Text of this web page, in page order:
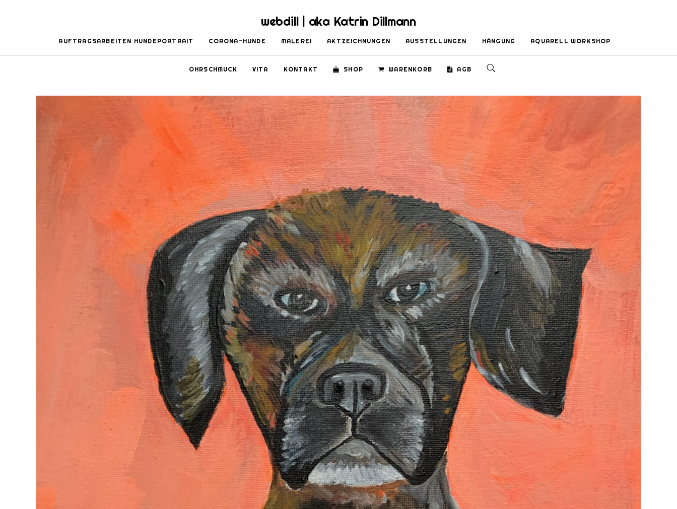
webdill | aka Katrin Dillmann
AUFTRAGSARBEITEN HUNDEPORTRAIT CORONA-HUNDE MALEREI AKTZEICHNUNGEN AUSSTELLUNGEN HÄNGUNG AQUARELL WORKSHOP
OHRSCHMUCK VITA KONTAKT SHOP WARENKORB AGB